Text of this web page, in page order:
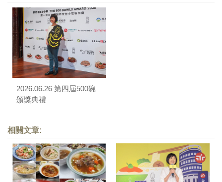
2026.06.26 第四屆500碗
頒獎典禮
相關文章: